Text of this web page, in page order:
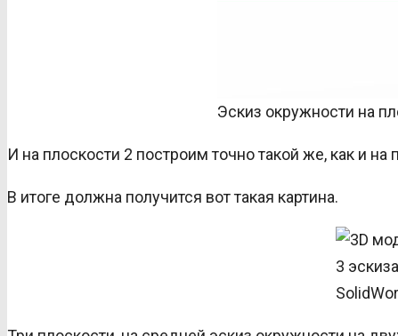
Эскиз окружности на
И на плоскости 2 построим точно такой же, как и
В итоге должна получится вот такая картина.
3